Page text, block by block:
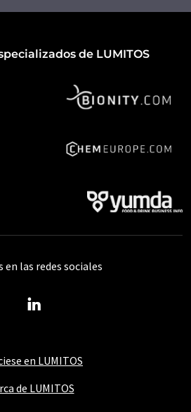
de LUMITOS
en LUMITOS
de LUMITOS
en las redes sociales